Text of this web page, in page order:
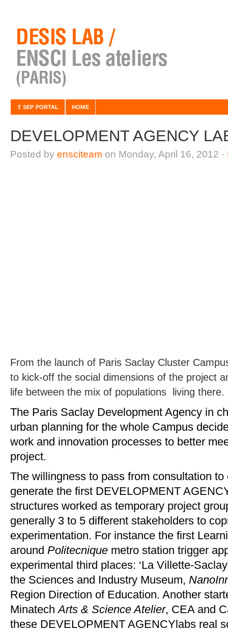
⇧ SEP PORTAL HOME
DEVELOPMENT AGENCY
Posted by ensciteam on Monday, April 16, 2012 ·
From the launch of Paris Saclay Cluster
to kick-off the social dimensions of the project
life between the mix of populations living there.
The Paris Saclay Development Agency in
urban planning for the whole Campus
work and innovation processes to better
project.
The willingness to pass from consultation
generate the first DEVELOPMENT
structures worked as temporary project
generally 3 to 5 different stakeholders to
experimentation. For instance the first
around Politecnique metro station trigger
experimental third places: ‘La Villette-
the Sciences and Industry Museum, N
Region Direction of Education. Another
MinatechArts & Science Atelier, CEA and
these DEVELOPMENT AGENCYlabs real